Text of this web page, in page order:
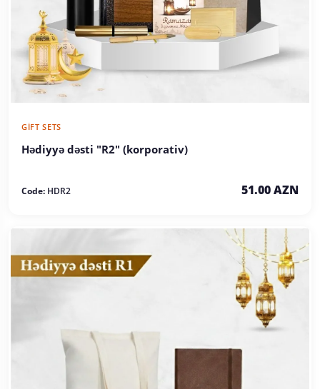
GIFT SETS
Hədiyyə dəsti "R2" (korporativ)
Code: HDR2 51.00 AZN